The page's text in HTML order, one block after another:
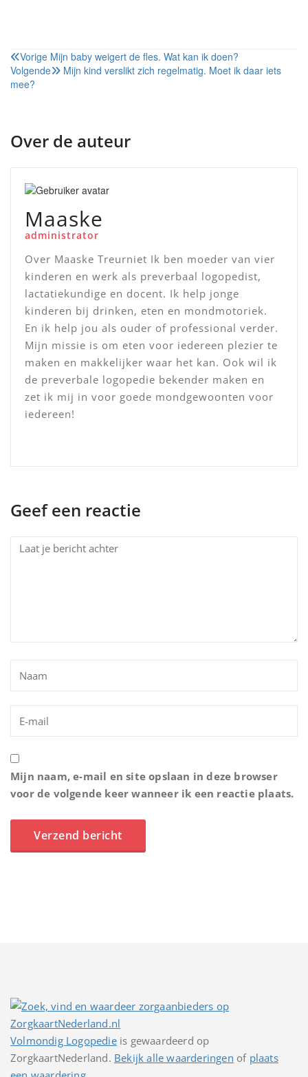
Bericht
navigatie
Vorige Mijn baby weigert de fles. Wat kan ik doen?
Volgende
Mijn kind verslikt zich regelmatig. Moet ik daar iets
mee?
Over de auteur
Maaske
administrator
Over Maaske Treurniet Ik ben moeder van vier
kinderen en werk als preverbaal logopedist,
lactatiekundige en docent. Ik help jonge
kinderen bij drinken, eten en mondmotoriek.
En ik help jou als ouder of professional verder.
Mijn missie is om eten voor iedereen plezier te
maken en makkelijker waar het kan. Ook wil ik
de preverbale logopedie bekender maken en
zet ik mij in voor goede mondgewoonten voor
iedereen!
Geef een reactie
Mijn naam, e-mail en site opslaan in deze browser
voor de volgende keer wanneer ik een reactie plaats.
Volmondig Logopedieis gewaardeerd op
ZorgkaartNederland. Bekijk alle waarderingen of plaats